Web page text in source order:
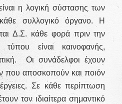
η λογική σύστασης των
συλλογικό όργανο. Η
Δ.Σ. κάθε φορά πριν την
είναι καινοφανής,
Οι συνάδελφοι έχουν
που αποσκοπούν και ποιόν
Σε κάθε περίπτωση
τον ιδιαίτερα σημαντικό